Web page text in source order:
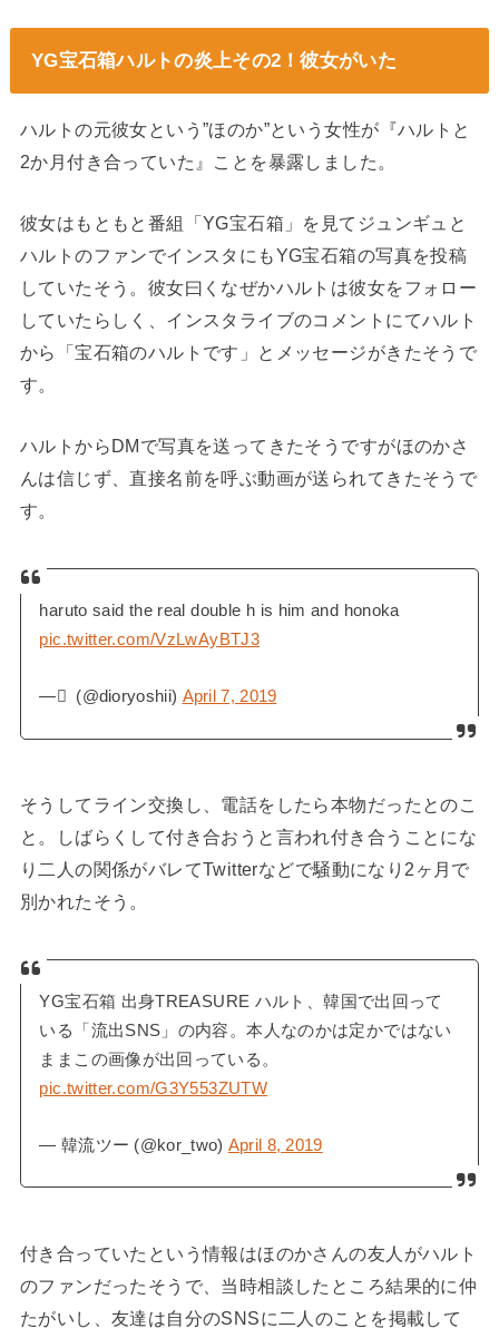
YG宝石箱ハルトの炎上その2！彼女がいた
ハルトの元彼女という”ほのか”という女性が『ハルトと
2か月付き合っていた』ことを暴露しました。
彼女はもともと番組「YG宝石箱」を見てジュンギュと
ハルトのファンでインスタにもYG宝石箱の写真を投稿
していたそう。彼女曰くなぜかハルトは彼女をフォロー
していたらしく、インスタライブのコメントにてハルト
から「宝石箱のハルトです」とメッセージがきたそうで
す。
ハルトからDMで写真を送ってきたそうですがほのかさ
んは信じず、直接名前を呼ぶ動画が送られてきたそうで
す。
haruto said the real double h is him and honoka
pic.twitter.com/VzLwAyBTJ3
— ً (@dioryoshii) April 7, 2019
そうしてライン交換し、電話をしたら本物だったとのこ
と。しばらくして付き合おうと言われ付き合うことにな
り二人の関係がバレてTwitterなどで騒動になり2ヶ月で
別かれたそう。
YG宝石箱 出身TREASURE ハルト、韓国で出回って
いる「流出SNS」の内容。本人なのかは定かではない
ままこの画像が出回っている。
pic.twitter.com/G3Y553ZUTW
— 韓流ツー (@kor_two) April 8, 2019
付き合っていたという情報はほのかさんの友人がハルト
のファンだったそうで、当時相談したところ結果的に仲
たがいし、友達は自分のSNSに二人のことを掲載して